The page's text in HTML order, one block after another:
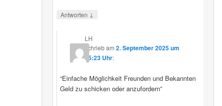
Antworten ↓
LH
schriebam2. September 2025 um
15:23 Uhr:
“Einfache Möglichkeit Freunden und Bekannten
Geld zu schicken oder anzufordern”